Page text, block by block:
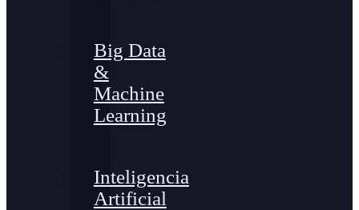
Big Data
&
Machine
Learning
Inteligencia
Artificial